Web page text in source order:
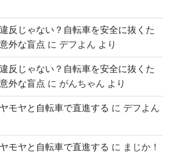
反じゃない？自転車を安全に抜くた
外な盲点 に デフよん より
反じゃない？自転車を安全に抜くた
外な盲点 に がんちゃん より
モヤと自転車で直進する に デフよん
モヤと自転車で直進する に まじか！